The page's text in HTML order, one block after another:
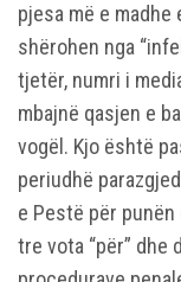
pjesa më e
shërohen nga
tjetër, numri i
mbajnë qasjen e
vogël. Kjo është
periudhë
e Pestë për
tre vota “për” dhe